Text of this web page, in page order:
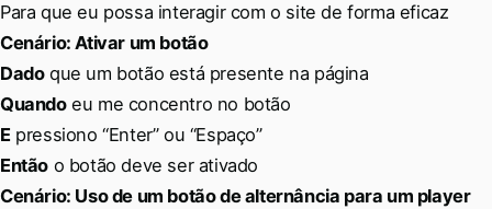
Para que eu possa interagir com o site de forma eficaz
Cenário: Ativar um botão
Dadoque um botão está presente na página
Quandoeu me concentro no botão
Epressiono “Enter” ou “Espaço”
Então o botão deve ser ativado
Cenário: Uso de um botão de alternância para um player